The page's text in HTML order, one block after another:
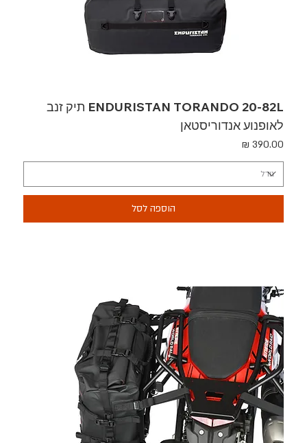
ENDURISTAN TORANDO 20-82L תיק זנב
לאופנוע אנדוריסטאן
מחיר
הוספה לסל